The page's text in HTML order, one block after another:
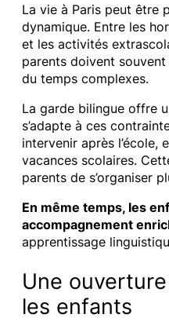
La vie à Paris peut être
dynamique. Entre les
et les activités
parents doivent
du temps complexes.
La garde bilingue offre
s’adapte à ces
intervenir après l’école,
vacances scolaires.
parents de s’organiser
En même temps, les
accompagnement
apprentissage
Une
les enfants